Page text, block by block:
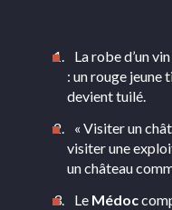
La robe d’un
: un rouge jeune
devient tuilé.
« Visiter un
visiter une
un château
Le Médoc